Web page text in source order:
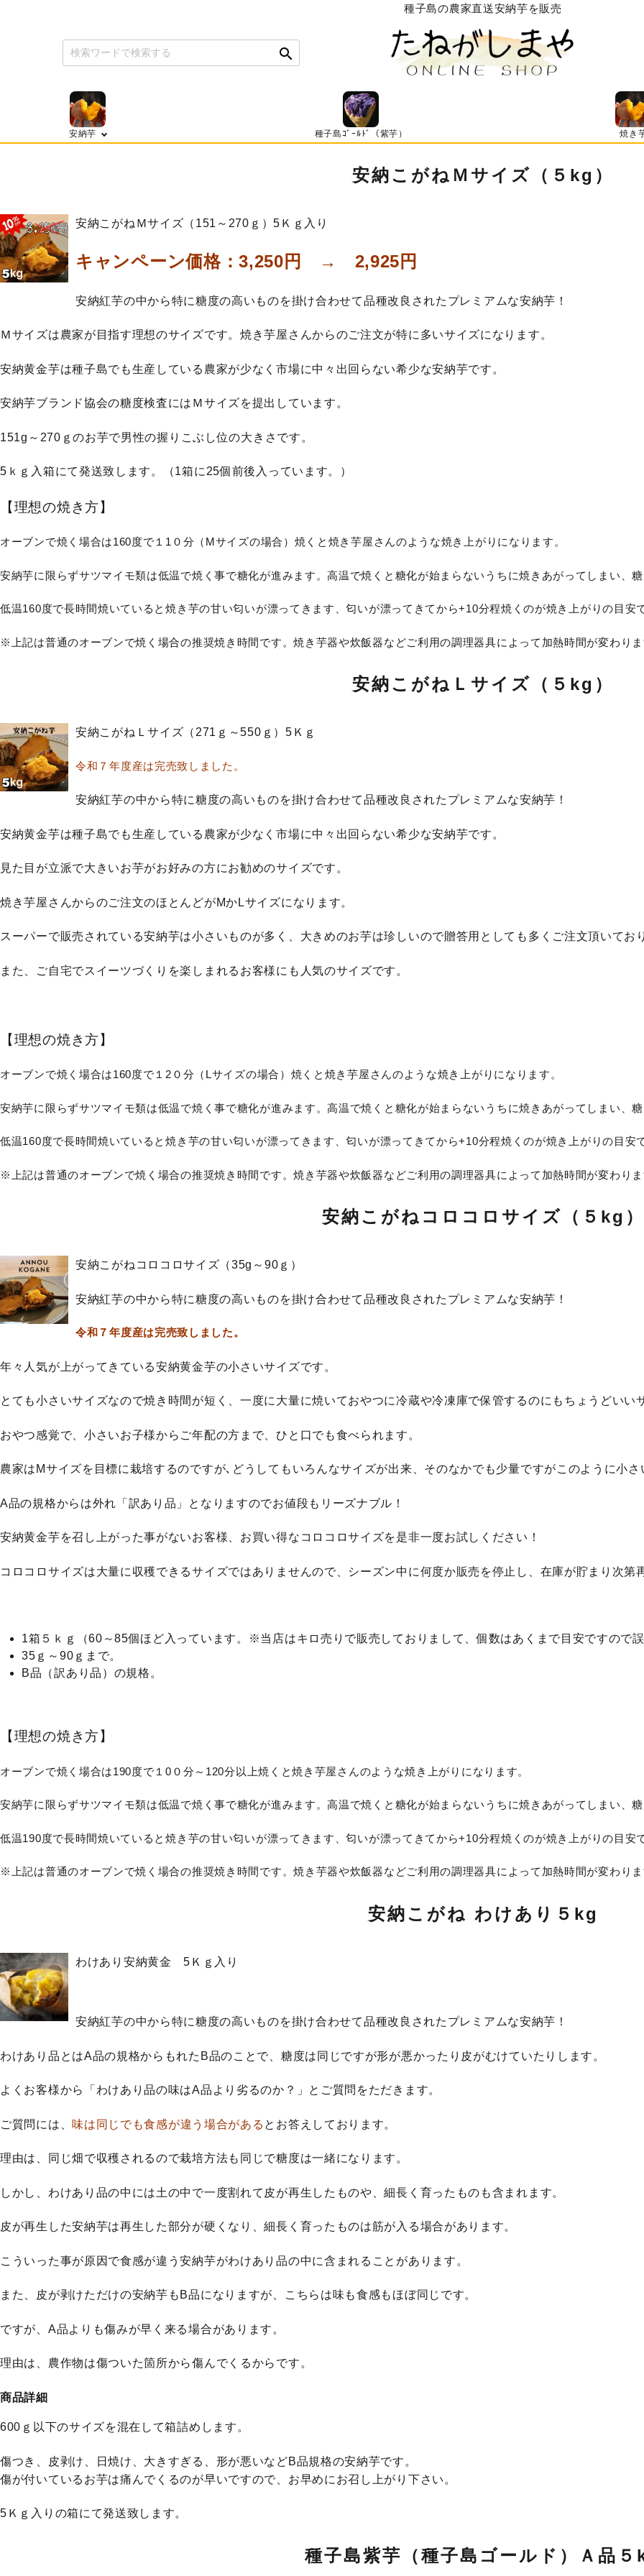
種子島の農家直送安納芋を販売
search
安納芋 種子島ｺﾞｰﾙﾄﾞ（紫芋） 焼き
一
覧
安納こがねＭサイズ（５kg）
安納こがねＭサイズ（151～270ｇ）5Ｋｇ入り
キャンペーン価格：3,250円 → 2,925円
安納紅芋の中から特に糖度の高いものを掛け合わせて品種改良されたプレミアムな安納芋！
Ｍサイズは農家が目指す理想のサイズです。焼き芋屋さんからのご注文が特に多いサイズになります。
安納黄金芋は種子島でも生産している農家が少なく市場に中々出回らない希少な安納芋です。
安納芋ブランド協会の糖度検査には Ｍサイズを提出しています。
151g～270ｇのお芋で男性の握りこぶし位の大きさです。
5ｋｇ入箱にて発送致します。（1箱に25個前後入っています。）
【理想の焼き方】
オーブンで焼く場合は160度で１1０分（Mサイズの場合）焼くと焼き芋屋さんのような焼き上がりになります。
安納芋に限らずサツマイモ類は低温で焼く事で糖化が進みます。高温で焼くと糖化が始まらないうちに焼きあがってしまい、
低温160度で長時間焼いていると焼き芋の甘い匂いが漂ってきます、匂いが漂ってきてから+10分程焼くのが焼き上がりの目安
※上記は普通のオーブンで焼く場合の推奨焼き時間です。焼き芋器や炊飯器などご利用の調理器具によって加熱時間が変わり
安納こがねＬサイズ（５kg）
安納こがねＬサイズ（271ｇ～550ｇ）5Ｋｇ
令和７年度産は完売致しました。
安納紅芋の中から特に糖度の高いものを掛け合わせて品種改良されたプレミアムな安納芋！
安納黄金芋は種子島でも生産している農家が少なく市場に中々出回らない希少な安納芋です。
見た目が立派で大きいお芋がお好みの方にお勧めのサイズです。
焼き芋屋さんからのご注文のほとんどがMかLサイズになります。
スーパーで販売されている安納芋は小さいものが多く、大きめのお芋は珍しいので贈答用としても多くご注文頂いてお
また、ご自宅でスイーツづくりを楽しまれるお客様にも人気のサイズです。
【理想の焼き方】
オーブンで焼く場合は160度で１2０分（Lサイズの場合）焼くと焼き芋屋さんのような焼き上がりになります。
安納芋に限らずサツマイモ類は低温で焼く事で糖化が進みます。高温で焼くと糖化が始まらないうちに焼きあがってしまい、
低温160度で長時間焼いていると焼き芋の甘い匂いが漂ってきます、匂いが漂ってきてから+10分程焼くのが焼き上がりの目安
※上記は普通のオーブンで焼く場合の推奨焼き時間です。焼き芋器や炊飯器などご利用の調理器具によって加熱時間が変わり
安納こがねコロコロサイズ（５kg）
安納こがねコロコロサイズ（35g～90ｇ）
安納紅芋の中から特に糖度の高いものを掛け合わせて品種改良されたプレミアムな安納芋！
令和７年度産は完売致しました。
年々人気が上がってきている安納黄金芋の小さいサイズです。
とても小さいサイズなので焼き時間が短く、一度に大量に焼いておやつに冷蔵や冷凍庫で保管するのにもちょうどいい
おやつ感覚で、小さいお子様からご年配の方まで、ひと口でも食べられます。
農家はMサイズを目標に栽培するのですが､どうしてもいろんなサイズが出来、そのなかでも少量ですがこのように小
A品の規格からは外れ「訳あり品」となりますのでお値段もリーズナブル！
安納黄金芋を召し上がった事がないお客様、お買い得なコロコロサイズを是非一度お試しください！
コロコロサイズは大量に収穫できるサイズではありませんので、シーズン中に何度か販売を停止し、在庫が貯まり次
1箱５ｋｇ（60～85個ほど入っています。※当店はキロ売りで販売しておりまして、個数はあくまで目安ですので
35ｇ～90ｇまで。
B品（訳あり品）の規格。
【理想の焼き方】
オーブンで焼く場合は190度で１0０分～120分以上焼くと焼き芋屋さんのような焼き上がりになります。
安納芋に限らずサツマイモ類は低温で焼く事で糖化が進みます。高温で焼くと糖化が始まらないうちに焼きあがってしまい、
低温190度で長時間焼いていると焼き芋の甘い匂いが漂ってきます、匂いが漂ってきてから+10分程焼くのが焼き上がりの目安
※上記は普通のオーブンで焼く場合の推奨焼き時間です。焼き芋器や炊飯器などご利用の調理器具によって加熱時間が変わり
安納こがね わけあり５kg
わけあり安納黄金 5Ｋｇ入り
安納紅芋の中から特に糖度の高いものを掛け合わせて品種改良されたプレミアムな安納芋！
わけあり品とはA品の規格からもれたB品のことで、糖度は同じですが形が悪かったり皮がむけていたりします。
よくお客様から「わけあり品の味はA品より劣るのか？」とご質問をただきます。
ご質問には、 味は同じでも食感が違う場合がある とお答えしております。
理由は、同じ畑で収穫されるので栽培方法も同じで糖度は一緒になります。
しかし、わけあり品の中には土の中で一度割れて皮が再生したものや、細長く育ったものも含まれます。
皮が再生した安納芋は再生した部分が硬くなり、細長く育ったものは筋が入る場合があります。
こういった事が原因で食感が違う安納芋がわけあり品の中に含まれることがあります。
また、皮が剥けただけの安納芋もB品になりますが、こちらは味も食感もほぼ同じです。
ですが、A品よりも傷みが早く来る場合があります。
理由は、農作物は傷ついた箇所から傷んでくるからです。
商品詳細
600ｇ以下のサイズを混在して箱詰めします。
傷つき、皮剥け、日焼け、大きすぎる、形が悪いなどB品規格の安納芋です。
傷が付いているお芋は痛んでくるのが早いですので、お早めにお召し上がり下さい。
5Ｋｇ入りの箱にて発送致します。
種子島紫芋（種子島ゴールド）Ａ品